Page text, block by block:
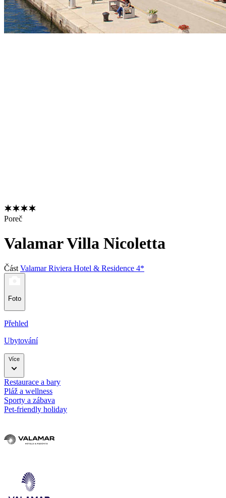
Poreč
Valamar Villa Nicoletta
Část Valamar Riviera Hotel & Residence 4*
Foto
Přehled
Ubytování
Více
Restaurace a bary
Pláž a wellness
Sporty a zábava
Pet-friendly holiday